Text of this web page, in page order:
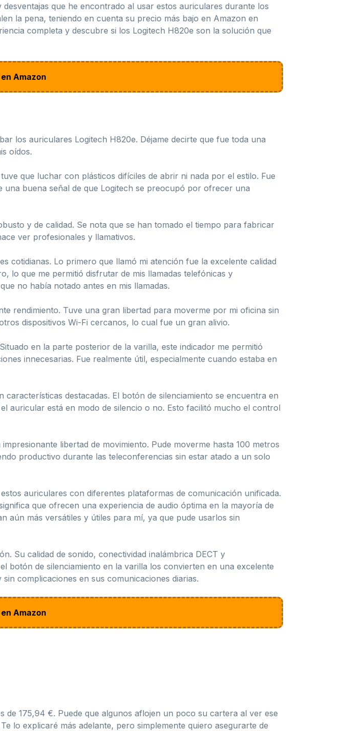
que he encontrado al usar estos auriculares durante los
la pena, teniendo en cuenta su precio más bajo en Amazon en
completa y descubre si los Logitech H820e son la solución que
Amazon
los auriculares Logitech H820e. Déjame decirte que fue toda una
oídos.
que luchar con plásticos difíciles de abrir ni nada por el estilo. Fue
una buena señal de que Logitech se preocupó por ofrecer una
y de calidad. Se nota que se han tomado el tiempo para fabricar
ver profesionales y llamativos.
cotidianas. Lo primero que llamó mi atención fue la excelente calidad
lo que me permitió disfrutar de mis llamadas telefónicas y
no había notado antes en mis llamadas.
rendimiento. Tuve una gran libertad para moverme por mi oficina sin
dispositivos Wi-Fi cercanos, lo cual fue un gran alivio.
en la parte posterior de la varilla, este indicador me permitió
innecesarias. Fue realmente útil, especialmente cuando estaba en
destacadas. El botón de silenciamiento se encuentra en
auricular está en modo de silencio o no. Esto facilitó mucho el control
libertad de movimiento. Pude moverme hasta 100 metros
productivo durante las teleconferencias sin estar atado a un solo
auriculares con diferentes plataformas de comunicación unificada.
que ofrecen una experiencia de audio óptima en la mayoría de
aún más versátiles y útiles para mí, ya que pude usarlos sin
Su calidad de sonido, conectividad inalámbrica DECT y
botón de silenciamiento en la varilla los convierten en una excelente
complicaciones en sus comunicaciones diarias.
Amazon
de 175,94 €. Puede que algunos aflojen un poco su cartera al ver ese
lo explicaré más adelante, pero simplemente quiero asegurarte de